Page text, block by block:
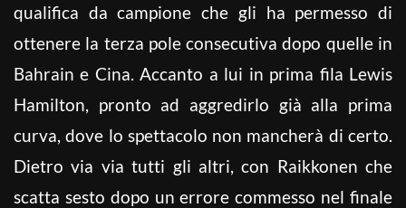
qualifica da campione che gli ha permesso di
ottenere la terza pole consecutiva dopo quelle in
Bahrain e Cina. Accanto a lui in prima fila Lewis
Hamilton, pronto ad aggredirlo già alla prima
curva, dove lo spettacolo non mancherà di certo.
Dietro via via tutti gli altri, con Raikkonen che
scatta sesto dopo un errore commesso nel finale